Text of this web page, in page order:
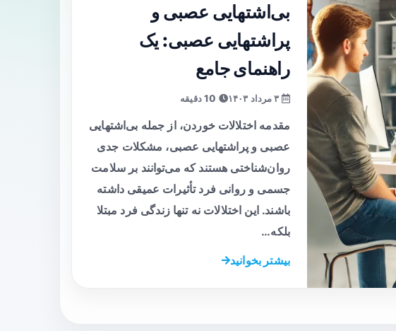
بی‌اشتهایی عصبی و
پر‌اشتهایی عصبی: یک
راهنمای جامع
مقدمه اختلالات خوردن، از جمله بی‌اشتهایی
عصبی و پر‌اشتهایی عصبی، مشکلات جدی
روان‌شناختی هستند که می‌توانند بر سلامت
جسمی و روانی فرد تأثیرات عمیقی داشته
باشند. این اختلالات نه تنها زندگی فرد مبتلا
بلکه…
بیشتر بخوانید